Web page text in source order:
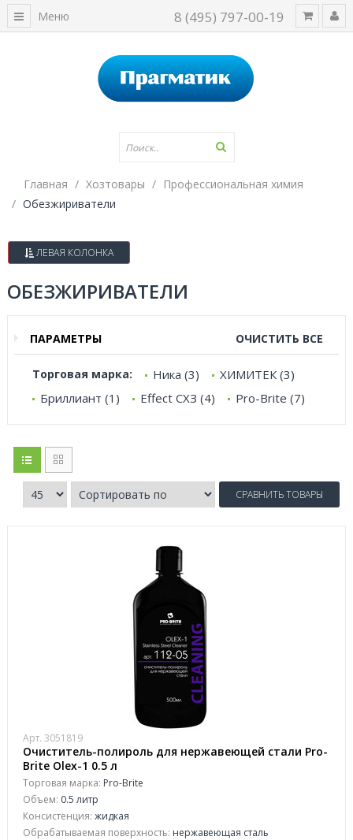
8 (495) 797-00-19
Меню
Главная Хозтовары
Профессиональная химия
Обезжириватели
ЛЕВАЯ КОЛОНКА
ОБЕЗЖИРИВАТЕЛИ
ПАРАМЕТРЫ ОЧИСТИТЬ ВСЕ
Торговая марка: Ника (3)
ХИМИТЕК (3)
Бриллиант (1)
Effect СХЗ (4) Pro-Brite (7)
СРАВНИТЬ ТОВАРЫ
Арт. 3051819
Очиститель-полироль для нержавеющей стали Pro-
Brite Olex-1 0.5 л
Торговая марка: Pro-Brite
Объем: 0.5 литр
Консистенция: жидкая
Обрабатываемая поверхность: нержавеющая сталь